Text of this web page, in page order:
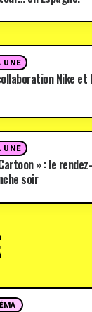
UNE
Nike et
UNE
» : le
soir